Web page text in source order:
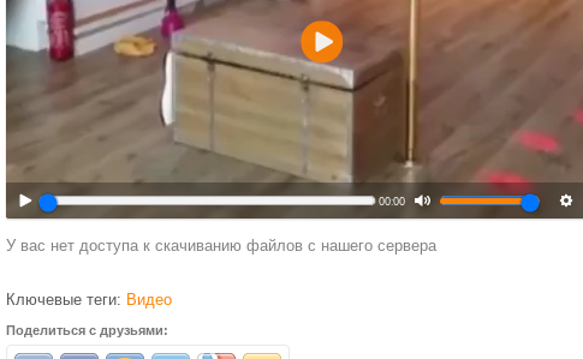
00:00
Воспроизвести
У вас нет доступа к скачиванию файлов с нашего сервера
Ключевые теги: Видео
Поделиться с друзьями: